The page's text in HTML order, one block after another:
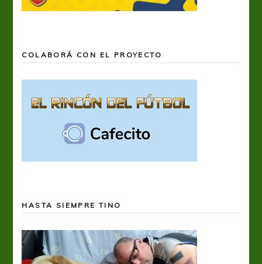
COLABORÁ CON EL PROYECTO
HASTA SIEMPRE TINO